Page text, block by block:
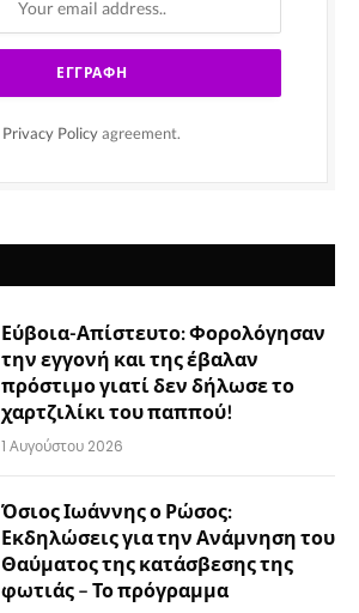
Privacy Policy agreement.
Εύβοια-Απίστευτο: Φορολόγησαν
την εγγονή και της έβαλαν
πρόστιμο γιατί δεν δήλωσε το
χαρτζιλίκι του παππού!
1 Αυγούστου 2026
Όσιος Ιωάννης ο Ρώσος:
Εκδηλώσεις για την Ανάμνηση του
Θαύματος της κατάσβεσης της
φωτιάς – Το πρόγραμμα